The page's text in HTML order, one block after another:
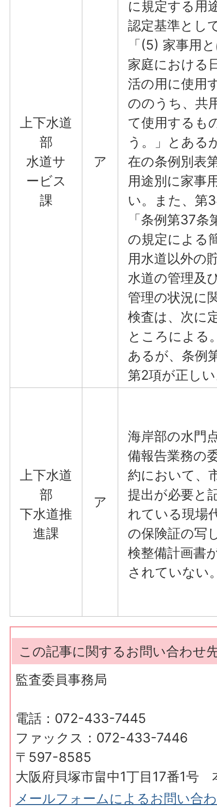
上下水道
部
水道サ
ービス
課
ア
に規定する用
認定基準とし
「(5) 家事用
家庭における
活の用に使用
ののうち、共
て使用するも
う。」とある
在の条例別表
用途別に家事
い。また、第
「条例第37条
の規定による
用水道以外の
水道の管理及
管理の状況に
検査は、次に
ところによる
あるが、条例
第2項が正し
上下水道
部
下水道推
進課
ア
海岸部の水門
備報告業務の
約において、
提出が必要と
れている現場
の保険証の写
検整備計画書
されていない
この記事に関するお問い合わせ
監査委員事務局
電話：072-433-7445
ファックス：072-433-7446
〒597-8585
大阪府貝塚市畠中1丁目17番1号
メールフォームによるお問い合